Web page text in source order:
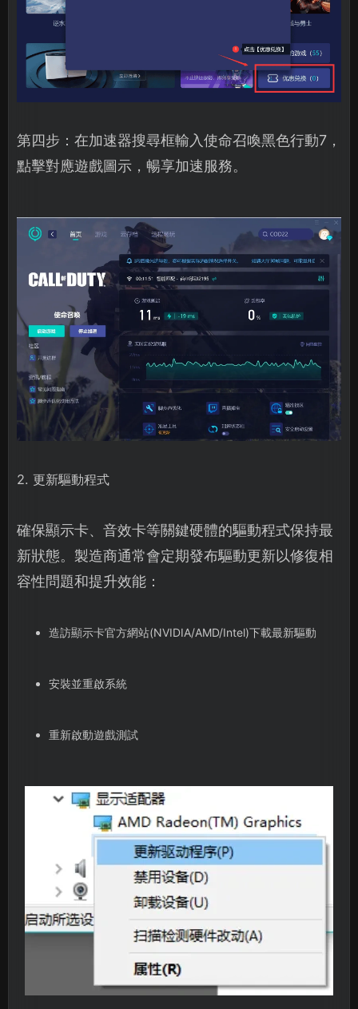
第四步：在加速器搜尋框輸入使命召喚黑色行動7，
點擊對應遊戲圖示，暢享加速服務。
2. 更新驅動程式
確保顯示卡、音效卡等關鍵硬體的驅動程式保持最
新狀態。製造商通常會定期發布驅動更新以修復相
容性問題和提升效能：
造訪顯示卡官方網站(NVIDIA/AMD/Intel)下載最新驅動
安裝並重啟系統
重新啟動遊戲測試